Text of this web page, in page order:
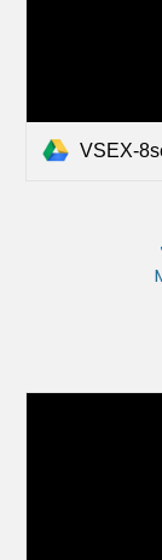
VSEX-